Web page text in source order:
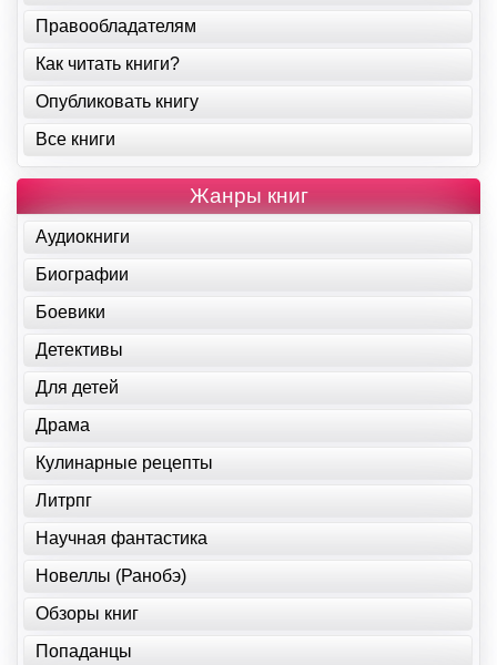
Правообладателям
Как читать книги?
Опубликовать книгу
Все книги
Жанры книг
Аудиокниги
Биографии
Боевики
Детективы
Для детей
Драма
Кулинарные рецепты
Литрпг
Научная фантастика
Новеллы (Ранобэ)
Обзоры книг
Попаданцы